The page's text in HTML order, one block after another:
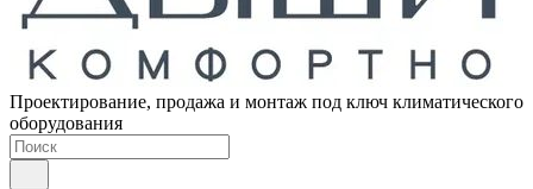
Проектирование, продажа и монтаж под ключ климатического
оборудования